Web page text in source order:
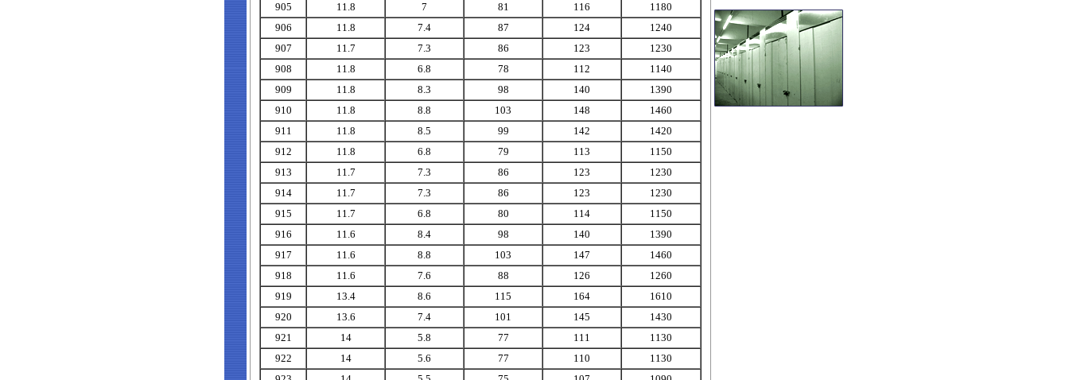
905
11.8 7 81 116
1180
906
11.8 7.4 87 124
1240
907
11.7 7.3 86 123
1230
908
11.8 6.8 78 112
1140
909
11.8 8.3 98 140
1390
910
11.8 8.8 103 148
1460
911
11.8 8.5 99 142
1420
912
11.8 6.8 79 113
1150
913
11.7 7.3 86 123
1230
914
11.7 7.3 86 123
1230
915
11.7 6.8 80 114
1150
916
11.6 8.4 98 140
1390
917
11.6 8.8 103 147
1460
918
11.6 7.6 88 126
1260
919
13.4 8.6 115 164
1610
920
13.6 7.4 101 145
1430
921
14 5.8 77 111
1130
922
14 5.6 77 110
1130